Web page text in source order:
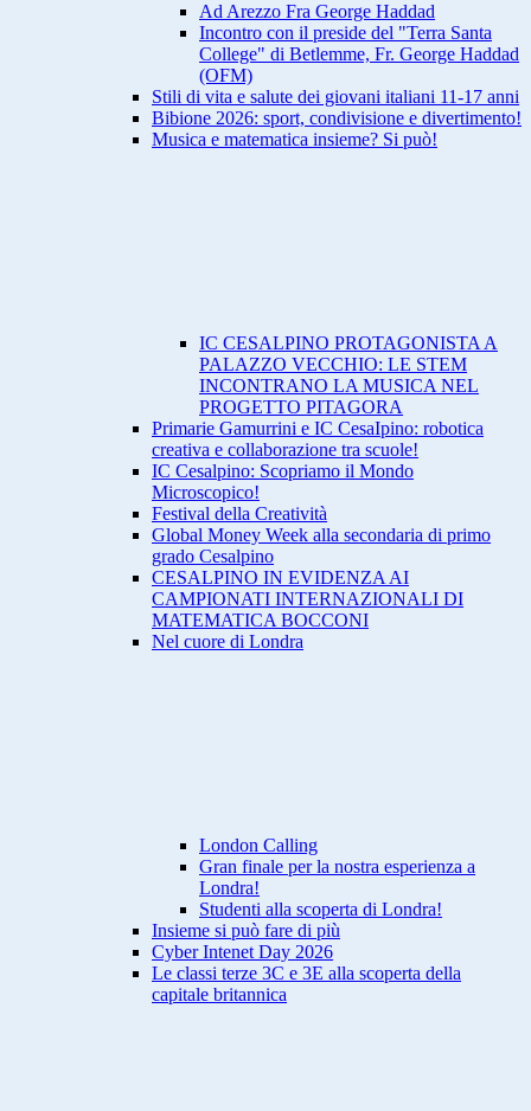
Ad Arezzo Fra George Haddad
Incontro con il preside del "Terra Santa
College" di Betlemme, Fr. George Haddad
(OFM)
Stili di vita e salute dei giovani italiani 11-17 anni
Bibione 2026: sport, condivisione e divertimento!
Musica e matematica insieme? Si può!
IC CESALPINO PROTAGONISTA A
PALAZZO VECCHIO: LE STEM
INCONTRANO LA MUSICA NEL
PROGETTO PITAGORA
Primarie Gamurrini e IC CesaIpino: robotica
creativa e collaborazione tra scuole!
IC Cesalpino: Scopriamo il Mondo
Microscopico!
Festival della Creatività
Global Money Week alla secondaria di primo
grado Cesalpino
CESALPINO IN EVIDENZA AI
CAMPIONATI INTERNAZIONALI DI
MATEMATICA BOCCONI
Nel cuore di Londra
London Calling
Gran finale per la nostra esperienza a
Londra!
Studenti alla scoperta di Londra!
Insieme si può fare di più
Cyber Intenet Day 2026
Le classi terze 3C e 3E alla scoperta della
capitale britannica